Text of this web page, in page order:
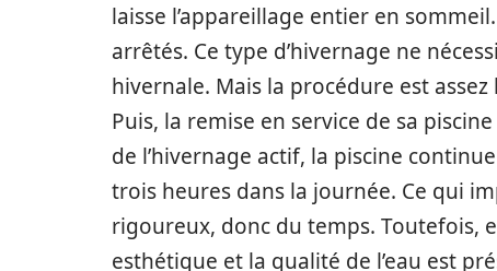
laisse l’appareillage entier en
arrêtés. Ce type d’hivernage ne
hivernale. Mais la procédure est
Puis, la remise en service de sa
de l’hivernage actif, la piscine
trois heures dans la journée. Ce qui
rigoureux, donc du temps. Toutefois,
esthétique et la qualité de l’eau est